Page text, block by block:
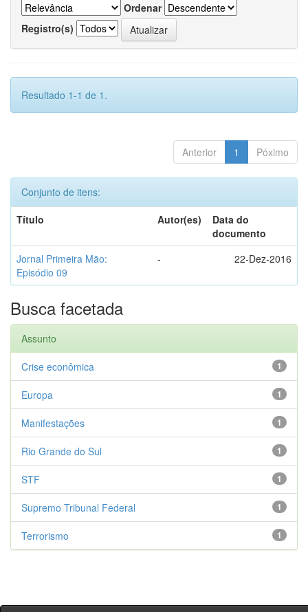
Ordenar
Registro(s)
Resultado 1-1 de 1.
Anterior 1 Póximo
Conjunto de itens:
Título
Autor(es)
Data do
documento
Jornal Primeira Mão:
Episódio 09
- 22-Dez-2016
Busca facetada
Assunto
1
Crise econômica
1
Europa
1
Manifestações
1
Rio Grande do Sul
1
STF
1
Supremo Tribunal Federal
1
Terrorismo